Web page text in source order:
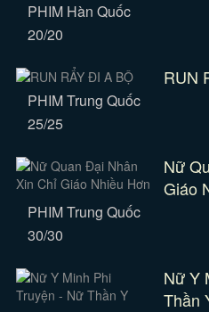
PHIM Hàn Quốc
20/20
RUN
PHIM Trung Quốc
25/25
Nữ
Giáo
PHIM Trung Quốc
30/30
Nữ Y
Thần